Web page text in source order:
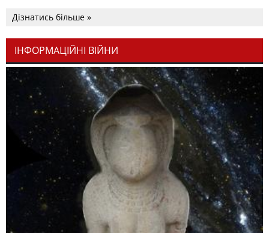
Дізнатись більше »
ІНФОРМАЦІЙНІ ВІЙНИ